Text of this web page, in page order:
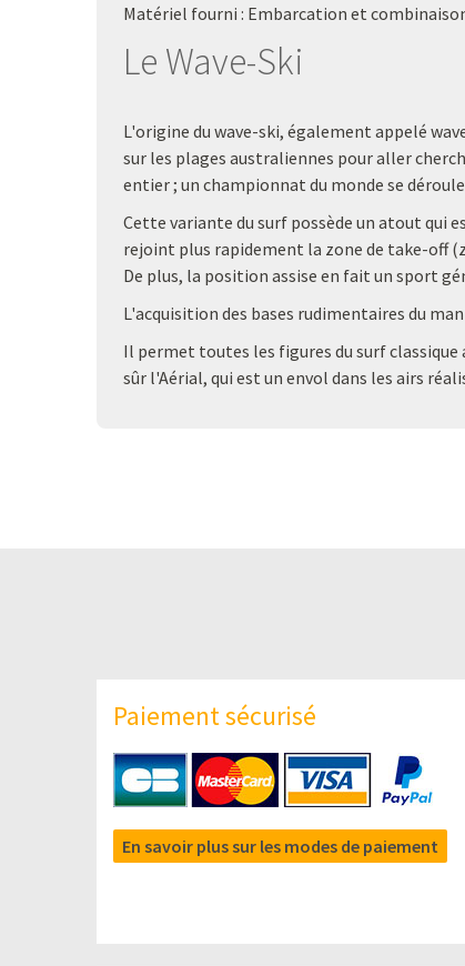
Matériel fourni : Embarcation et
Le Wave-Ski
L'origine du wave-ski, également appelé
sur les plages australiennes pour aller
entier ; un championnat du monde se
Cette variante du surf possède un atout qui
rejoint plus rapidement la zone de take-off
De plus, la position assise en fait un sport
L'acquisition des bases rudimentaires du
Il permet toutes les figures du surf
sûr l'Aérial, qui est un envol dans les airs
Paiement sécurisé
En savoir plus sur les modes de paiement